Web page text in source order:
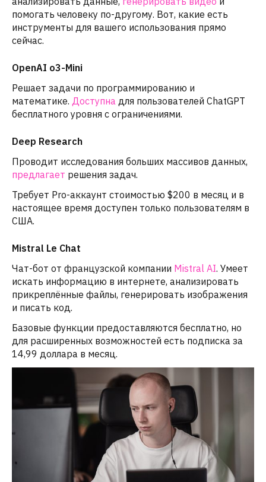
помогать человеку по-другому. Вот, какие есть
инструменты для вашего использования прямо
сейчас.
OpenAI o3-Mini
Решает задачи по программированию и
математике. Доступна для пользователей ChatGPT
бесплатного уровня с ограничениями.
Deep Research
Проводит исследования больших массивов данных,
предлагает решения задач.
Требует Pro-аккаунт стоимостью $200 в месяц и в
настоящее время доступен только пользователям в
США.
Mistral Le Chat
Чат-бот от французской компании Mistral AI. Умеет
искать информацию в интернете, анализировать
прикреплённые файлы, генерировать изображения
и писать код.
Базовые функции предоставляются бесплатно, но
для расширенных возможностей есть подписка за
14,99 доллара в месяц.